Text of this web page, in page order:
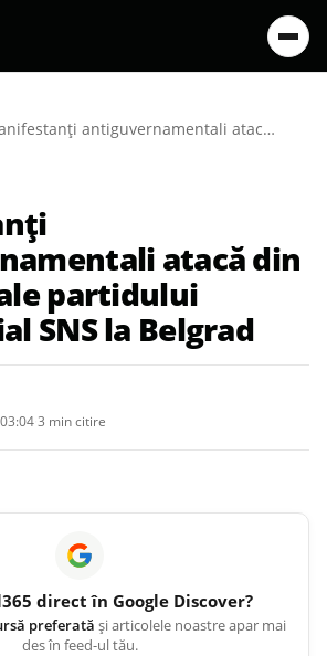
Manifestanţi antiguvernamentali atacă din nou sedii ale partidului prezidenţial SNS la Belgrad
atacă din
partidului
SNS la Belgrad
3 min citire
direct în Google Discover?
preferată și articolele noastre apar mai
des în feed-ul tău.